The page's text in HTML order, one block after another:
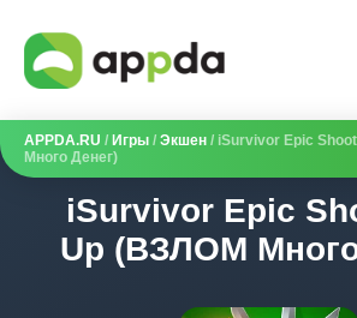
APPDA.RU / Игры / Экшен / iSurvivor Epic
Много Денег)
iSurvivor Epic
Up (ВЗЛОМ